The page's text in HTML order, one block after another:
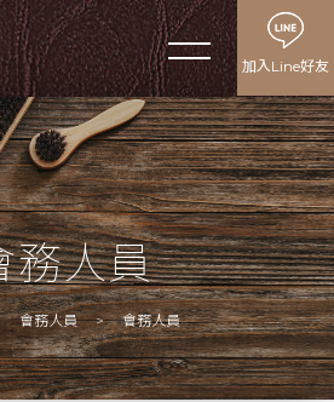
简体
US
加入Line好友
務人員
會務人員 會務人員